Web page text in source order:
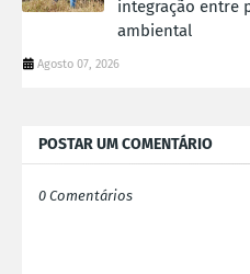
integração entre
ambiental
Agosto 07, 2026
POSTAR UM COMENTÁRIO
0 Comentários